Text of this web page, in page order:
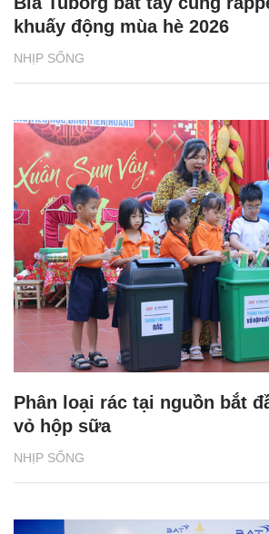
NHỊP SỐNG
khuấy động mùa hè 2026
NHỊP SỐNG
Phân loại rác tại nguồn bắt
vỏ hộp sữa